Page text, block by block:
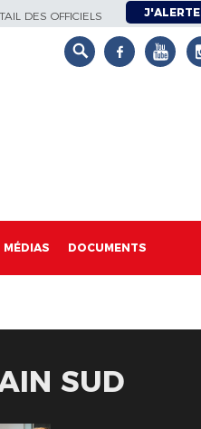
DES OFFICIELS J'ALERTE
MÉDIAS DOCUMENTS
SUD